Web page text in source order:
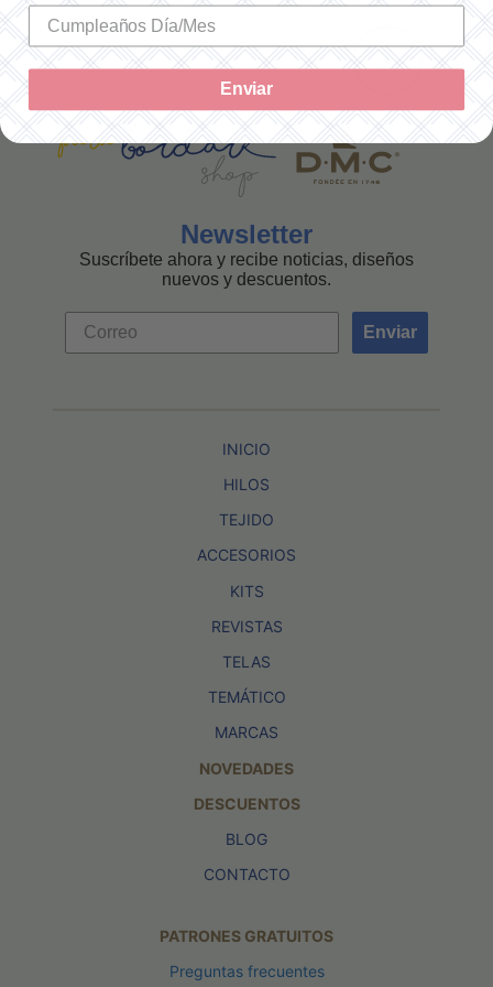
MEXICANA
Newsletter
Suscríbete ahora y recibe noticias, diseños
nuevos y descuentos.
Enviar
INICIO
HILOS
TEJIDO
ACCESORIOS
KITS
REVISTAS
TELAS
TEMÁTICO
MARCAS
NOVEDADES
DESCUENTOS
BLOG
CONTACTO
PATRONES GRATUITOS
Preguntas frecuentes
Enviar